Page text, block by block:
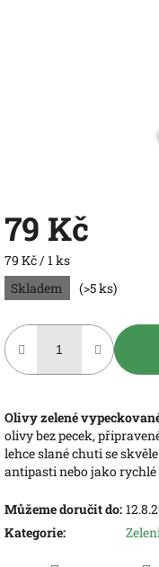
79 Kč
Měrná
cena:
79 Kč / 1 ks
Skladem
(>5 ks)
Olivy zelené
olivy bez pecek,
lehce slané chuti se
antipasti nebo jako
Můžeme doručit do:
Kategorie: